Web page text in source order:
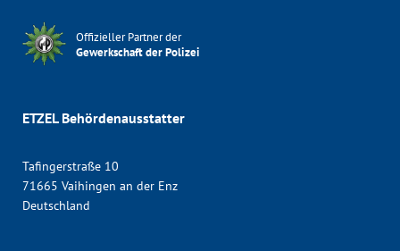
Offizieller Partner der
Gewerkschaft der Polizei
ETZEL Behördenausstatter
Tafingerstraße 10
71665 Vaihingen an der Enz
Deutschland